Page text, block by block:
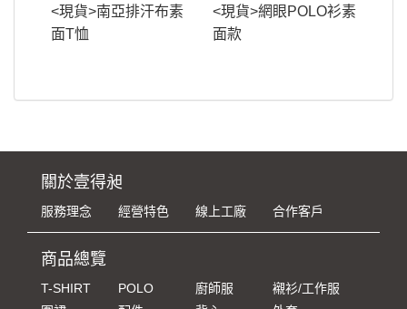
<現貨>南亞排汗布素
面T恤
<現貨>網眼POLO衫素
面款
關於壹得昶
服務理念 經營特色 線上工廠 合作客戶
商品總覽
T-SHIRT POLO 廚師服
襯衫/工作服